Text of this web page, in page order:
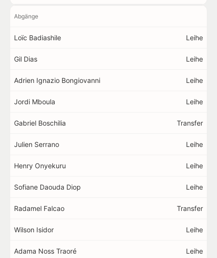
Abgänge
Loïc Badiashile Leihe
Gil Dias Leihe
Adrien Ignazio Bongiovanni Leihe
Jordi Mboula Leihe
Gabriel Boschilia Transfer
Julien Serrano Leihe
Henry Onyekuru Leihe
Sofiane Daouda Diop Leihe
Radamel Falcao Transfer
Wilson Isidor Leihe
Adama Noss Traoré Leihe